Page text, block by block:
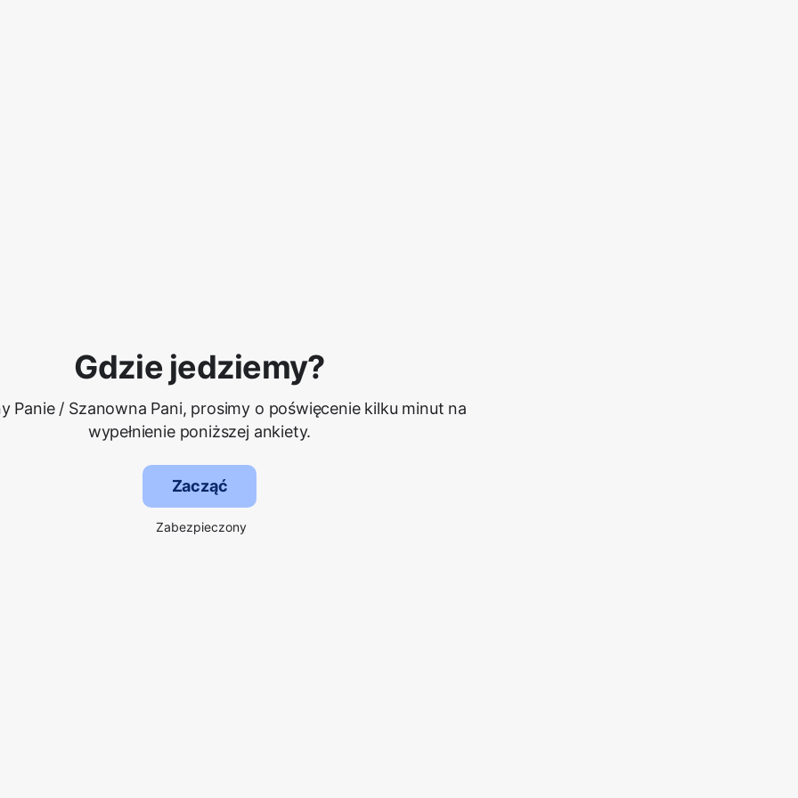
Gdzie jedziemy?
Panie / Szanowna Pani, prosimy o poświęcenie kilku minut na
wypełnienie poniższej ankiety.
Zacząć
Zabezpieczony